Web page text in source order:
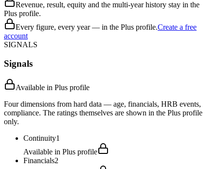
Revenue, result, equity and the multi-year history stay in the
Plus profile.
Every figure, every year — in the Plus profile.Create a free
account
SIGNALS
Signals
Available in Plus profile
Four dimensions from hard data — age, financials, HRB events,
compliance. The ratings themselves are shown in the Plus profile
only.
Continuity1
Available in Plus profile
Financials2